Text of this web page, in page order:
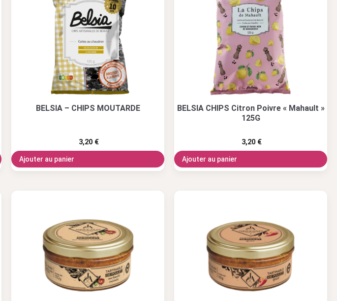
BELSIA – CHIPS MOUTARDE
3,20 €
Ajouter au panier
BELSIA CHIPS Citron Poivre « Mahault »
125G
3,20 €
Ajouter au panier